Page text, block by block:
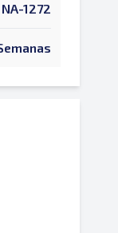
NA-1272